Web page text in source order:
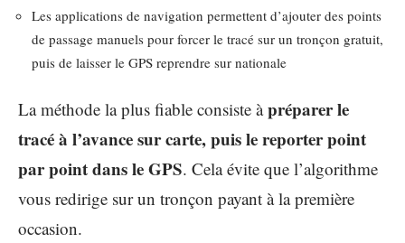
Les applications de navigation permettent d’ajouter des points
de passage manuels pour forcer le tracé sur un tronçon gratuit,
puis de laisser le GPS reprendre sur nationale
La méthode la plus fiable consiste àpréparer le
tracé à l’avance sur carte, puis le reporter point
par point dans le GPS. Cela évite que l’algorithme
vous redirige sur un tronçon payant à la première
occasion.